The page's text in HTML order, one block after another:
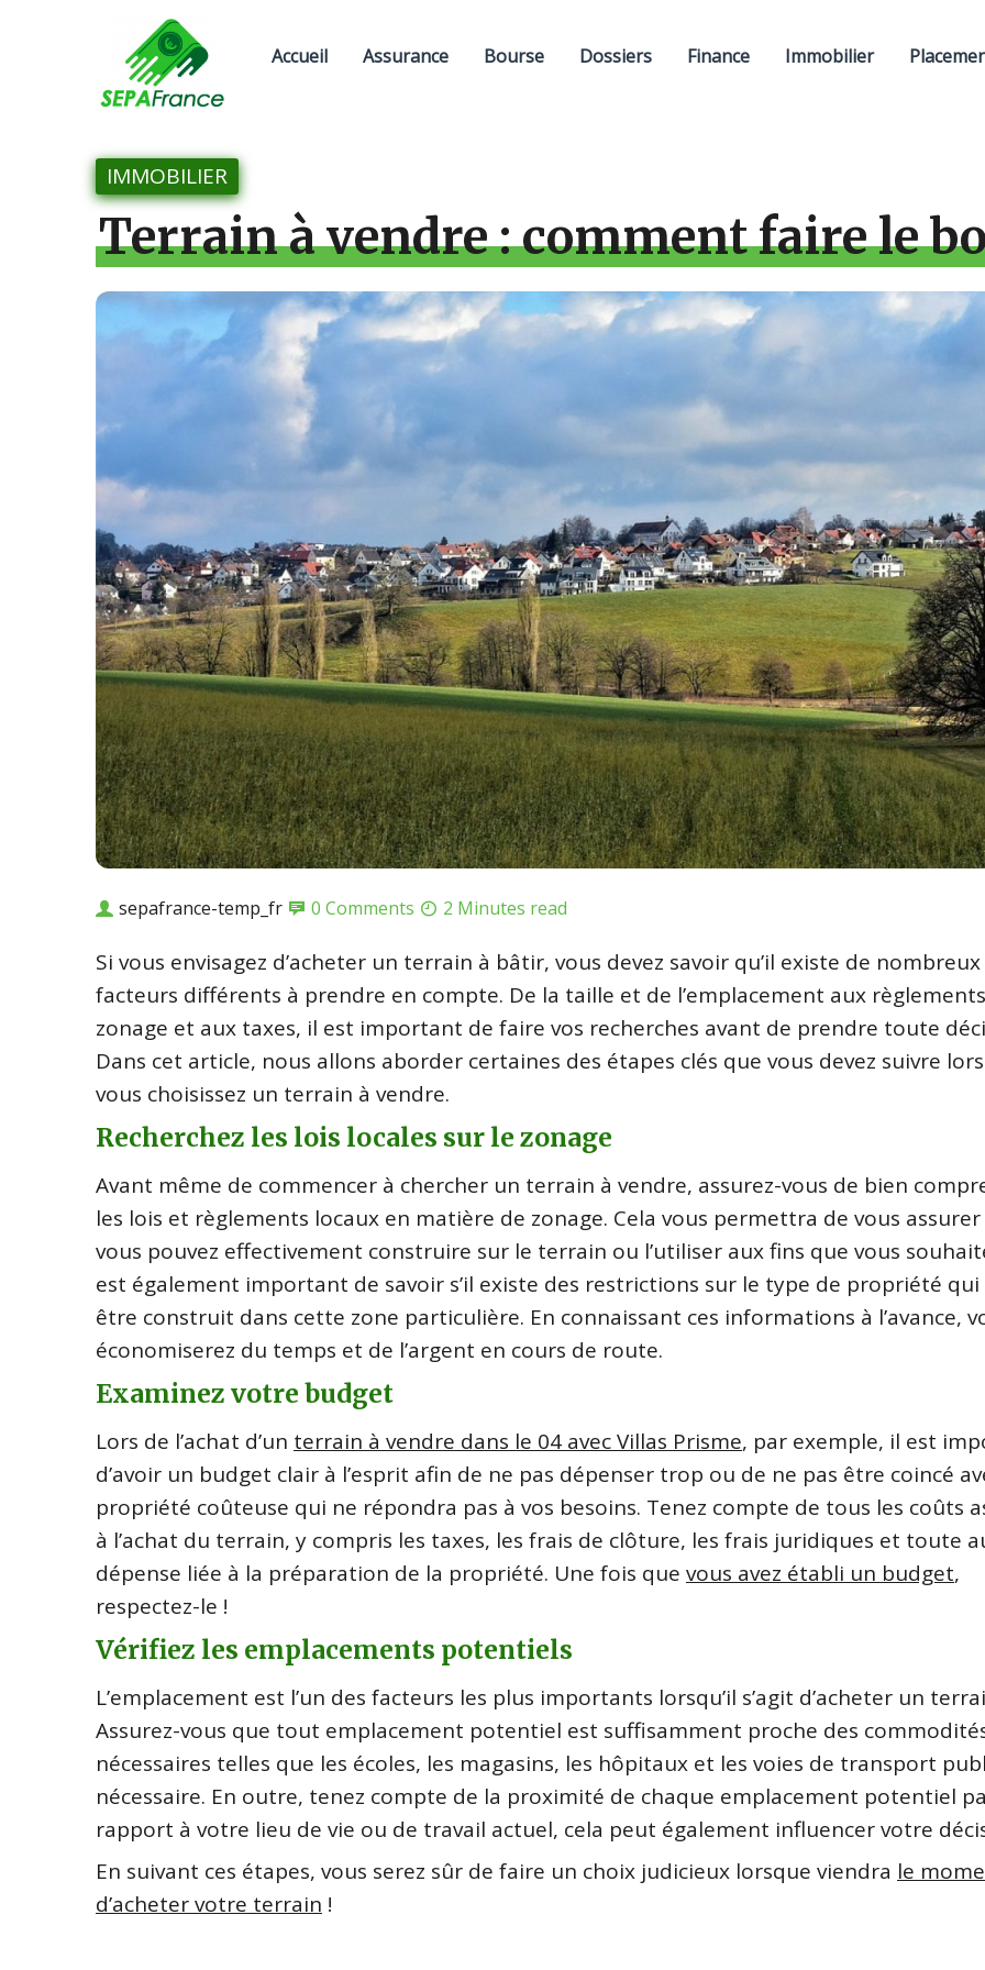
Accueil Assurance Bourse Dossiers Finance Immobilier
IMMOBILIER
Terrain à vendre : comment faire le
sepafrance-temp_fr 0 Comments 2 Minutes read
Si vous envisagez d’acheter un terrain à bâtir, vous devez savoir qu’il existe de nombreux
facteurs différents à prendre en compte. De la taille et de l’emplacement aux
zonage et aux taxes, il est important de faire vos recherches avant de prendre toute
Dans cet article, nous allons aborder certaines des étapes clés que vous devez suivre
vous choisissez un terrain à vendre.
Recherchez les lois locales sur le zonage
Avant même de commencer à chercher un terrain à vendre, assurez-vous de bien
les lois et règlements locaux en matière de zonage. Cela vous permettra de vous
vous pouvez effectivement construire sur le terrain ou l’utiliser aux fins que vous
est également important de savoir s’il existe des restrictions sur le type de propriété
être construit dans cette zone particulière. En connaissant ces informations à l’avance,
économiserez du temps et de l’argent en cours de route.
Examinez votre budget
Lors de l’achat d’un terrain à vendre dans le 04 avec Villas Prisme, par exemple, il est
d’avoir un budget clair à l’esprit afin de ne pas dépenser trop ou de ne pas être coincé
propriété coûteuse qui ne répondra pas à vos besoins. Tenez compte de tous les coûts
à l’achat du terrain, y compris les taxes, les frais de clôture, les frais juridiques et toute
dépense liée à la préparation de la propriété. Une fois que vous avez établi un budget,
respectez-le !
Vérifiez les emplacements potentiels
L’emplacement est l’un des facteurs les plus importants lorsqu’il s’agit d’acheter un
Assurez-vous que tout emplacement potentiel est suffisamment proche des
nécessaires telles que les écoles, les magasins, les hôpitaux et les voies de transport
nécessaire. En outre, tenez compte de la proximité de chaque emplacement potentiel
rapport à votre lieu de vie ou de travail actuel, cela peut également influencer votre
En suivant ces étapes, vous serez sûr de faire un choix judicieux lorsque viendra le
d’acheter votre terrain !